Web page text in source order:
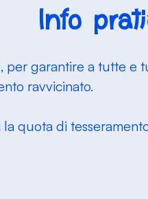
Info
, per garantire a tutte e
ravvicinato.
la quota di